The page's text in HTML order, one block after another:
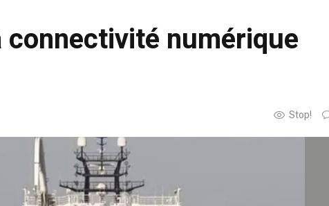
numérique
Stop!